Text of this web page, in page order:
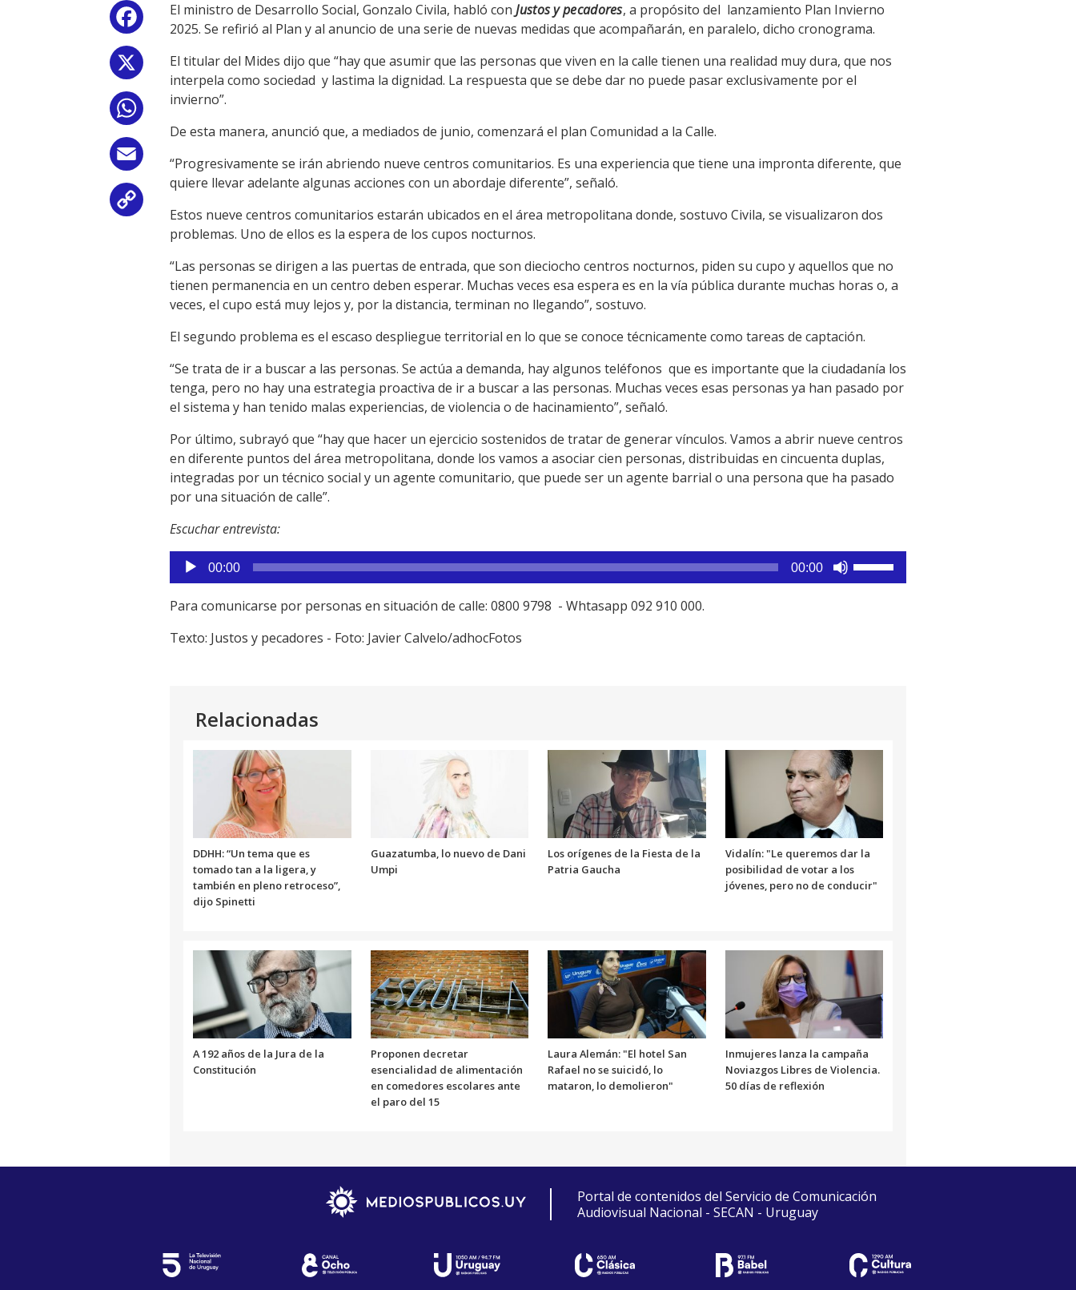
Facebook
Email
Link
El ministro de Desarrollo Social, Gonzalo Civila, habló con Justos y pecadores, a propósito del lanzamiento Plan Invierno
2025. Se refirió al Plan y al anuncio de una serie de nuevas medidas que acompañarán, en paralelo, dicho cronograma.
El titular del Mides dijo que “hay que asumir que las personas que viven en la calle tienen una realidad muy dura, que nos
interpela como sociedad y lastima la dignidad. La respuesta que se debe dar no puede pasar exclusivamente por el
invierno”.
De esta manera, anunció que, a mediados de junio, comenzará el plan Comunidad a la Calle.
“Progresivamente se irán abriendo nueve centros comunitarios. Es una experiencia que tiene una impronta diferente, que
quiere llevar adelante algunas acciones con un abordaje diferente”, señaló.
Estos nueve centros comunitarios estarán ubicados en el área metropolitana donde, sostuvo Civila, se visualizaron dos
problemas. Uno de ellos es la espera de los cupos nocturnos.
“Las personas se dirigen a las puertas de entrada, que son dieciocho centros nocturnos, piden su cupo y aquellos que no
tienen permanencia en un centro deben esperar. Muchas veces esa espera es en la vía pública durante muchas horas o, a
veces, el cupo está muy lejos y, por la distancia, terminan no llegando”, sostuvo.
El segundo problema es el escaso despliegue territorial en lo que se conoce técnicamente como tareas de captación.
“Se trata de ir a buscar a las personas. Se actúa a demanda, hay algunos teléfonos que es importante que la ciudadanía los
tenga, pero no hay una estrategia proactiva de ir a buscar a las personas. Muchas veces esas personas ya han pasado por
el sistema y han tenido malas experiencias, de violencia o de hacinamiento”, señaló.
Por último, subrayó que “hay que hacer un ejercicio sostenidos de tratar de generar vínculos. Vamos a abrir nueve centros
en diferente puntos del área metropolitana, donde los vamos a asociar cien personas, distribuidas en cincuenta duplas,
integradas por un técnico social y un agente comunitario, que puede ser un agente barrial o una persona que ha pasado
por una situación de calle”.
Escuchar entrevista:
Reproductor
de
audio
00:00 00:00
el
Para comunicarse por personas en situación de calle: 0800 9798 - Whtasapp 092 910 000.
Texto: Justos y pecadores - Foto: Javier Calvelo/adhocFotos
Relacionadas
DDHH: “Un tema que es
tomado tan a la ligera, y
también en pleno retroceso”,
dijo Spinetti
Guazatumba, lo nuevo de Dani
Umpi
Los orígenes de la Fiesta de la
Patria Gaucha
Vidalín: "Le queremos dar la
posibilidad de votar a los
jóvenes, pero no de conducir"
A 192 años de la Jura de la
Constitución
Proponen decretar
esencialidad de alimentación
en comedores escolares ante
el paro del 15
Laura Alemán: "El hotel San
Rafael no se suicidó, lo
mataron, lo demolieron"
Inmujeres lanza la campaña
Noviazgos Libres de Violencia.
50 días de reflexión
Portal de contenidos del Servicio de Comunicación
Audiovisual Nacional - SECAN - Uruguay